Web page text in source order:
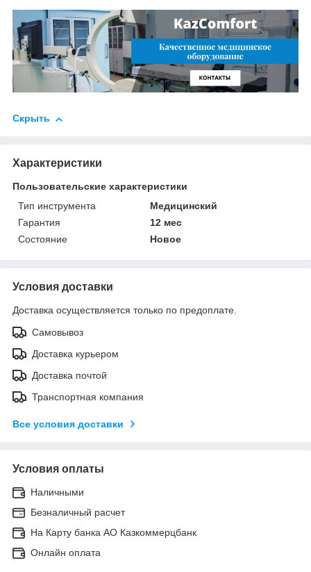
Скрыть
Характеристики
Пользовательские характеристики
Тип инструмента
Медицинский
Гарантия
12 мес
Состояние
Новое
Условия доставки
Доставка осуществляется только по предоплате.
Самовывоз
Доставка курьером
Доставка почтой
Транспортная компания
Все условия доставки
Условия оплаты
Наличными
Безналичный расчет
На Карту банка АО Казкоммерцбанк
Онлайн оплата